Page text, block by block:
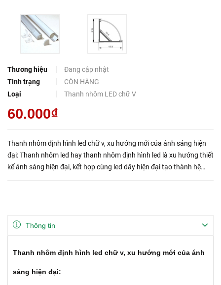
Thương hiệu
Đang cập nhật
Tình trạng
CÒN HÀNG
Loại
Thanh nhôm LED chữ V
60.000₫
Thanh nhôm định hình led chữ v, xu hướng mới của ánh sáng hiện
đại: Thanh nhôm led hay thanh nhôm định hình led là xu hướng thiết
kế ánh sáng hiện đại, kết hợp cùng led dây hiện đại tạo thành hệ
Thông tin
Thanh nhôm định hình led chữ v, xu hướng mới của ánh
sáng hiện đại: